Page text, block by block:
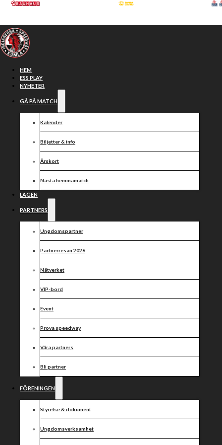
Hoppa till huvudinnehåll
HEM
ESS PLAY
NYHETER
GÅ PÅ MATCH
Kalender
Biljetter & info
Årskort
Nästa hemmamatch
LAGEN
PARTNERS
Ungdomspartner
Partnerresan 2026
Nätverket
VIP-bord
Event
Prova speedway
Våra partners
Bli partner
FÖRENINGEN
Styrelse & dokument
Ungdomsverksamhet
Holder
kraschade illa
i gårdagens
GP-kval –
förmodligen
borta resten
av säsongen.
Efter fjolårets skadehelvete kunde det inte bli
värre….eller? Här är Peter Johansson tankar om
skadeläget i truppen.
sedan en tid har det stått klart i att vi letat brett efter en